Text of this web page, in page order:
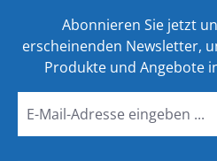
Abonnieren Sie jetzt
erscheinenden Newsletter,
Produkte und Angebote